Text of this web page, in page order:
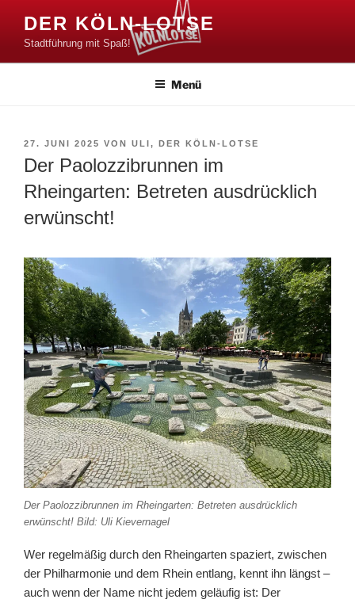
Inhalt
springen
DER KÖLN-LOTSE
Stadtführung mit Spaß!
Menü
VERÖFFENTLICHT
AM
27. JUNI 2025 VON ULI, DER KÖLN-LOTSE
Der Paolozzibrunnen im
Rheingarten: Betreten ausdrücklich
erwünscht!
Der Paolozzibrunnen im Rheingarten: Betreten ausdrücklich
erwünscht! Bild: Uli Kievernagel
Wer regelmäßig durch den Rheingarten spaziert, zwischen
der Philharmonie und dem Rhein entlang, kennt ihn längst –
auch wenn der Name nicht jedem geläufig ist: Der